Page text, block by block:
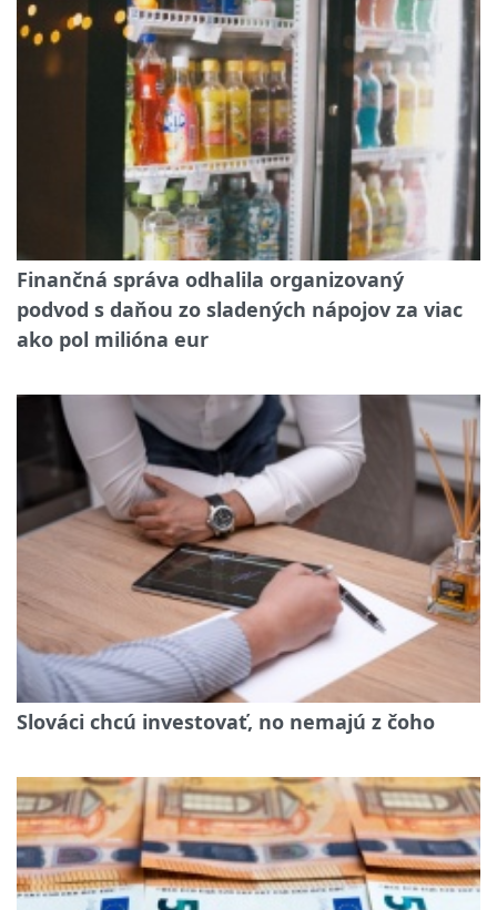
Finančná správa odhalila organizovaný
podvod s daňou zo sladených nápojov za viac
ako pol milióna eur
Slováci chcú investovať, no nemajú z čoho